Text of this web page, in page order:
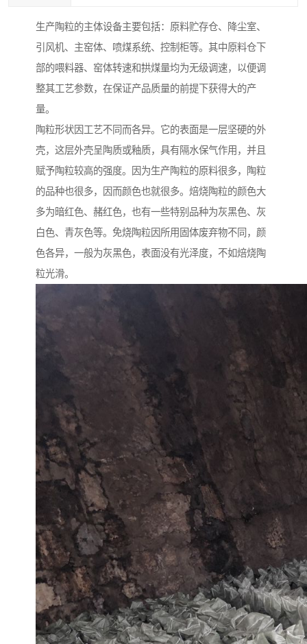
生产陶粒的主体设备主要包括：原料贮存仓、降尘室、
引风机、主窑体、喷煤系统、控制柜等。其中原料仓下
部的喂料器、窑体转速和拱煤量均为无级调速，以便调
整其工艺参数，在保证产品质量的前提下获得大的产
量。
陶粒形状因工艺不同而各异。它的表面是一层坚硬的外
壳，这层外壳呈陶质或釉质，具有隔水保气作用，并且
赋予陶粒较高的强度。因为生产陶粒的原料很多，陶粒
的品种也很多，因而颜色也就很多。焙烧陶粒的颜色大
多为暗红色、赭红色，也有一些特别品种为灰黑色、灰
白色、青灰色等。免烧陶粒因所用固体废弃物不同，颜
色各异，一般为灰黑色，表面没有光泽度，不如焙烧陶
粒光滑。